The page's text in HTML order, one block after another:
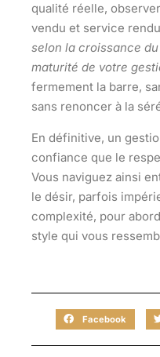
qualité réelle,
vendu et service
selon la croissance
maturité de votre
fermement la barre,
sans renoncer à la
En définitive, un
confiance que le
Vous naviguez ainsi
le désir, parfois
complexité, pour
style qui vous
Facebook